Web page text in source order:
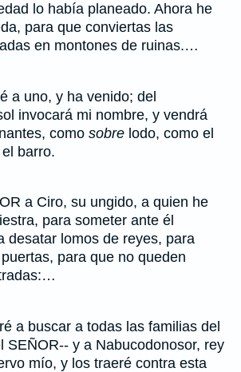
lo había planeado. Ahora he
para que conviertas las
en montones de ruinas.…
a uno, y ha venido; del
invocará mi nombre, y vendrá
como sobre lodo, como el
barro.
a Ciro, su ungido, a quien he
para someter ante él
desatar lomos de reyes, para
para que no queden
a buscar a todas las familias del
SEÑOR-- y a Nabucodonosor, rey
mío, y los traeré contra esta